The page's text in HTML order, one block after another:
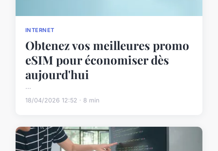
INTERNET
Obtenez vos meilleures promo
eSIM pour économiser dès
aujourd'hui
...
18/04/2026 12:52 · 8 min